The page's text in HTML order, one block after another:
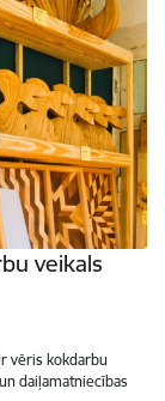
veikals
vēris kokdarbu
daiļamatniecības